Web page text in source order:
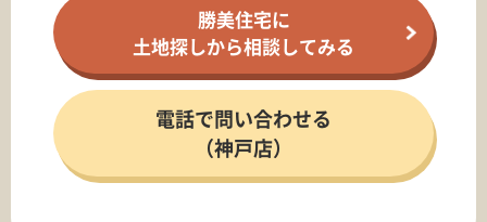
勝美住宅に
土地探しから相談してみる
電話で問い合わせる
（神戸店）